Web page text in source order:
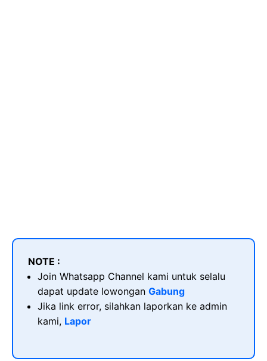
NOTE :
Join Whatsapp Channel kami untuk selalu
dapat update lowongan Gabung
Jika link error, silahkan laporkan ke admin
kami, Lapor